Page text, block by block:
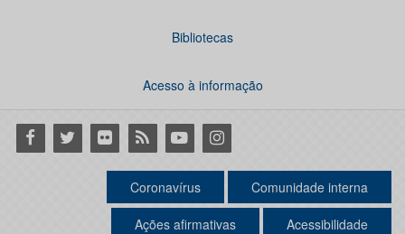
Bibliotecas
Acesso à informação
Facebook
Twitter Flickr RSS YoutubeInstagram
Coronavírus Comunidade interna
Ações afirmativas Acessibilidade